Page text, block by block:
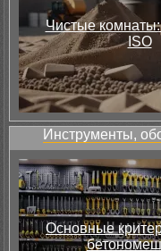
Чистые
ISO
Инструменты,
Основные